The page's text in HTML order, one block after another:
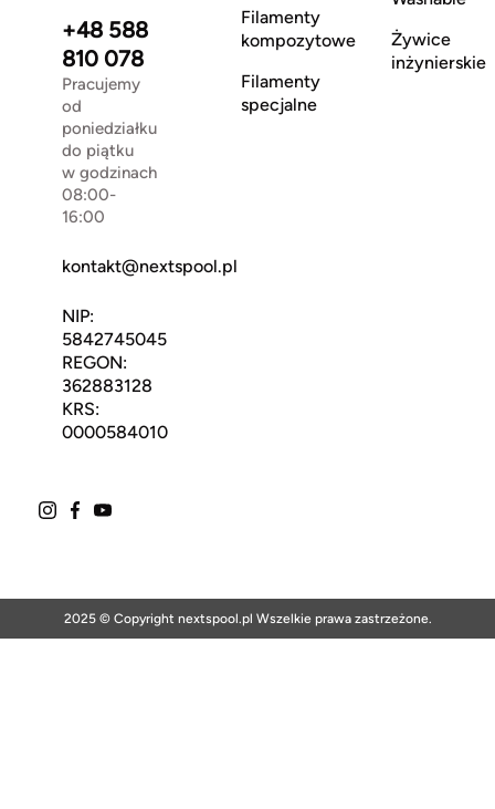
+48 588
810 078
Pracujemy
od
poniedziałku
do piątku
w godzinach
08:00-
16:00
kontakt@nextspool.pl
NIP:
5842745045
REGON:
362883128
KRS:
0000584010
Filamenty
kompozytowe
Filamenty
specjalne
Żywice
inżynierskie